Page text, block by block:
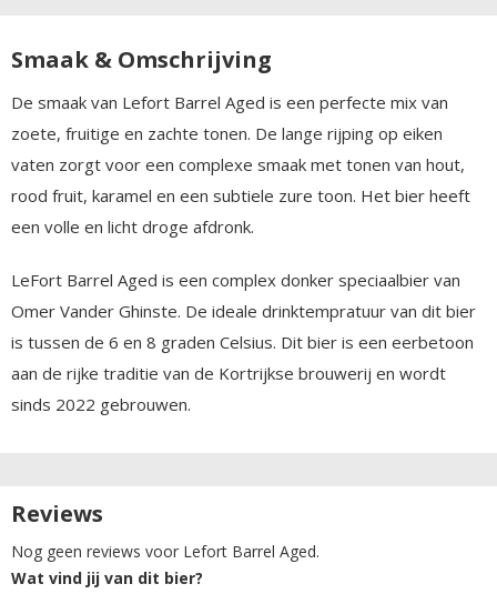
Smaak & Omschrijving
De smaak van Lefort Barrel Aged is een perfecte mix van
zoete, fruitige en zachte tonen. De lange rijping op eiken
vaten zorgt voor een complexe smaak met tonen van hout,
rood fruit, karamel en een subtiele zure toon. Het bier heeft
een volle en licht droge afdronk.
LeFort Barrel Aged is een complex donker speciaalbier van
Omer Vander Ghinste. De ideale drinktempratuur van dit bier
is tussen de 6 en 8 graden Celsius. Dit bier is een eerbetoon
aan de rijke traditie van de Kortrijkse brouwerij en wordt
sinds 2022 gebrouwen.
Reviews
Nog geen reviews voor Lefort Barrel Aged.
Wat vind jij van dit bier?